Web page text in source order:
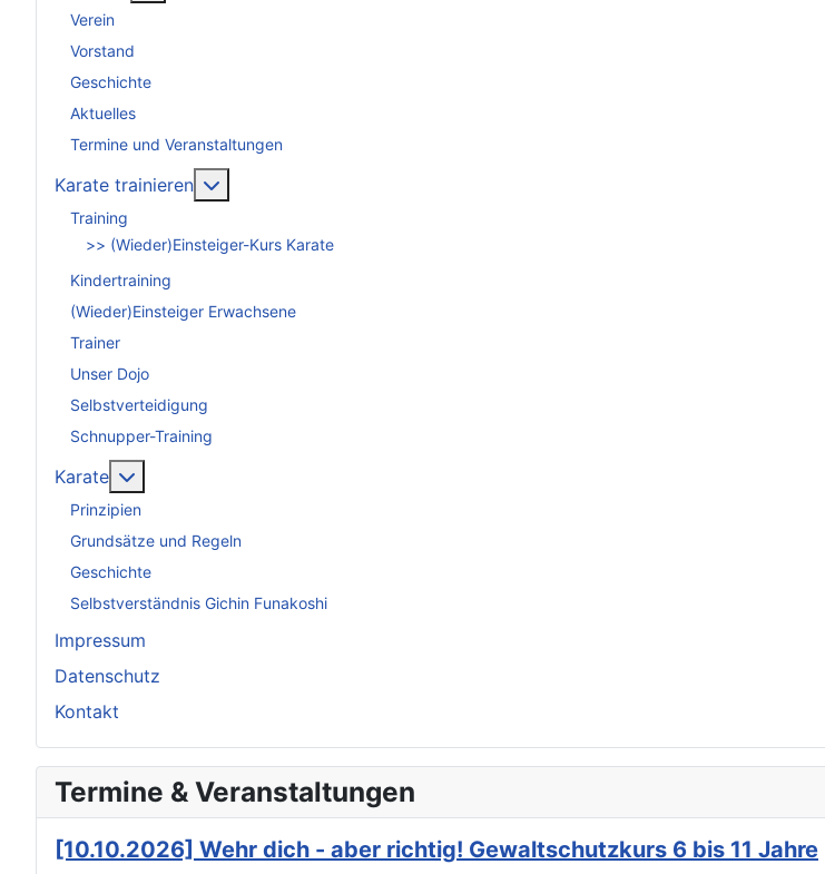
Verein
Vorstand
Geschichte
Aktuelles
Termine und Veranstaltungen
Karate trainieren
Training
>> (Wieder)Einsteiger-Kurs Karate
Kindertraining
(Wieder)Einsteiger Erwachsene
Trainer
Unser Dojo
Selbstverteidigung
Schnupper-Training
Karate
Prinzipien
Grundsätze und Regeln
Geschichte
Selbstverständnis Gichin Funakoshi
Impressum
Datenschutz
Kontakt
Termine & Veranstaltungen
[10.10.2026] Wehr dich - aber richtig! Gewaltschutzkurs 6 bis 11 Jahre